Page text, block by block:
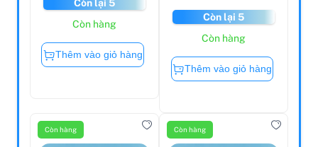
Còn lại 5
Còn hàng
Thêm vào giỏ hàng
Còn lại 5
Còn hàng
Thêm vào giỏ hàng
Còn hàng Còn hàng